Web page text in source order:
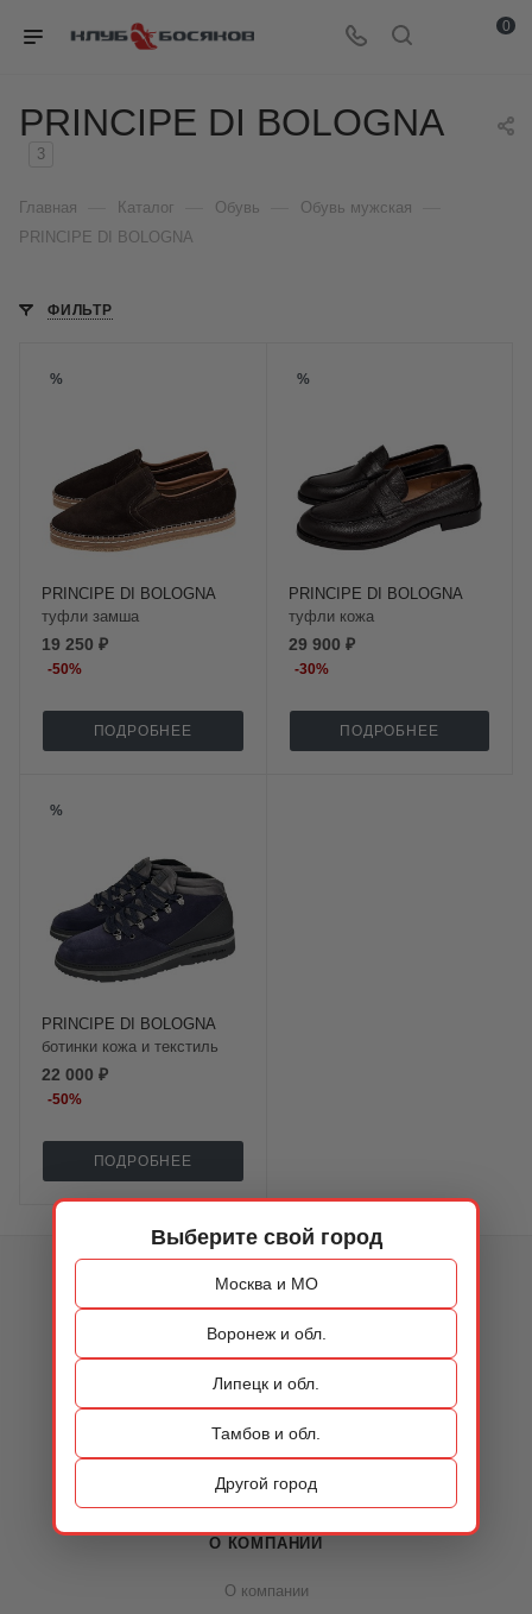
Выберите свой город
Москва и МО
Воронеж и обл.
Липецк и обл.
Тамбов и обл.
Другой город
0
PRINCIPE DI BOLOGNA
3
Главная Каталог Обувь Обувь мужская
PRINCIPE DI BOLOGNA
ФИЛЬТР
%
PRINCIPE DI BOLOGNA
туфли замша
19 250 ₽
-50%
ПОДРОБНЕЕ
%
PRINCIPE DI BOLOGNA
туфли кожа
29 900 ₽
-30%
ПОДРОБНЕЕ
%
PRINCIPE DI BOLOGNA
ботинки кожа и текстиль
22 000 ₽
-50%
ПОДРОБНЕЕ
АКСЕССУАРЫ
РАСПРОДАЖА
О КОМПАНИИ
О компании